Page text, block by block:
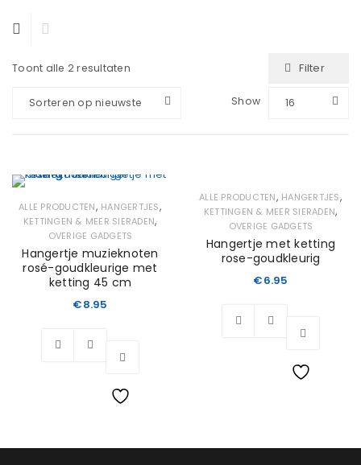
Toont alle 2 resultaten Filter
Sorteren op nieuwste Show 16
ALLE PRODUCTEN, HANGERTJES,
KETTINGEN & MEER SIERADEN,
OVERIGE GADGETS
Hangertje muzieknoten
rosé-goudkleurige met
ketting 45 cm
€8.95
ALLE PRODUCTEN, HANGERTJES,
KETTINGEN & MEER SIERADEN,
OVERIGE GADGETS
Hangertje met ketting
rose-goudkleurig
€6.95